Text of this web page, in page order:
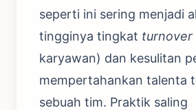
seperti ini sering menjadi
tingginya tingkat turnover
karyawan) dan kesulitan
mempertahankan talenta
sebuah tim. Praktik saling